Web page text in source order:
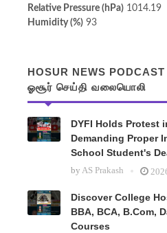
Relative Pressure (hPa) 1014.19
Humidity (%) 93
HOSUR NEWS PODCAST
ஓசூர் செய்தி வலையொலி
DYFI Holds Protest
Demanding Proper
School Student's
by AS Prakash
Discover College
BBA, BCA, B.Com,
Courses